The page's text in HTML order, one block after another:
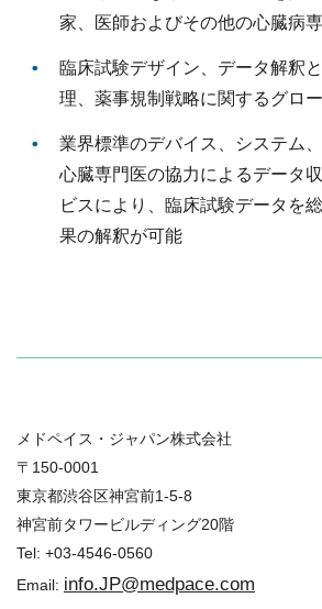
家、医師およびその他の心臓病
臨床試験デザイン、データ解釈
理、薬事規制戦略に関するグロ
業界標準のデバイス、システム
心臓専門医の協力によるデータ
ビスにより、臨床試験データを
果の解釈が可能
メドペイス・ジャパン株式会社
〒150-0001
東京都渋谷区神宮前1-5-8
神宮前タワービルディング20階
Tel: +03-4546-0560
Email: info.JP@medpace.com